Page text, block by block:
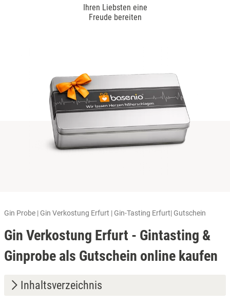
Ihren Liebsten eine
Freude bereiten
Gin Probe | Gin Verkostung Erfurt | Gin-Tasting Erfurt| Gutschein
Gin Verkostung Erfurt - Gintasting &
Ginprobe als Gutschein online kaufen
Inhaltsverzeichnis